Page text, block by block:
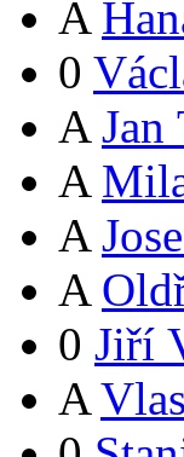
A
0
A Jan
A
A
A
0 Jiří
A